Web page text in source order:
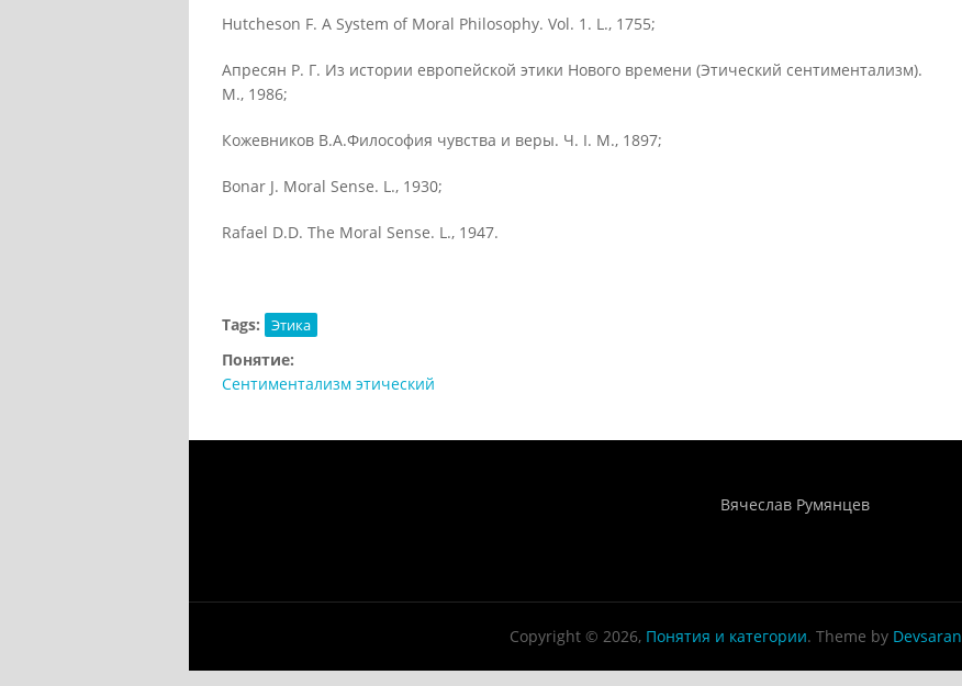
Hutcheson F. A System of Moral Philosophy. Vol. 1. L., 1755;
Апресян P. Г. Из истории европейской этики Нового времени (Этический сентиментализм).
М., 1986;
Кожевников В.А.Философия чувства и веры. Ч. I. М., 1897;
Bonar J. Moral Sense. L., 1930;
Rafael D.D. The Moral Sense. L., 1947.
Tags: Этика
Понятие:
Сентиментализм этический
Вячеслав Румянцев
Copyright © 2026, Понятия и категории. Theme by Devsaran